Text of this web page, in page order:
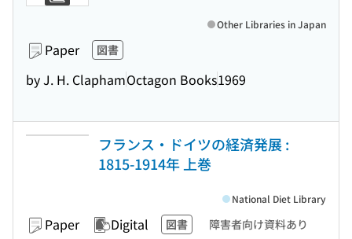
Paper 図書
by J. H. ClaphamOctagon Books1969
Other Libraries in Japan
フランス・ドイツの経済発展 :
1815-1914年 上巻
Paper Digital 図書 障害者向け資料あり
National Diet Library